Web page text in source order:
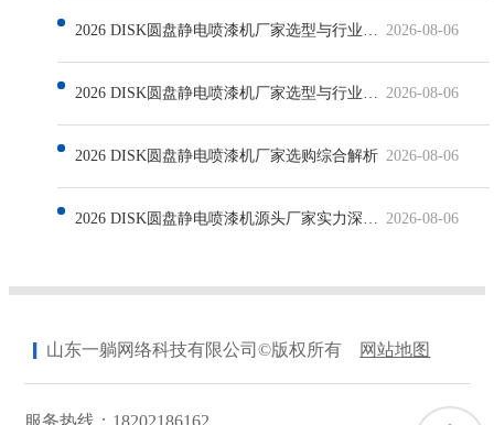
2026-08-06
2026-08-06
2026 DISK圆盘静电喷漆机厂家选购综合解析 2026-08-06
2026-08-06
山东一躺网络科技有限公司©版权所有 网站地图
服务热线：18202186162